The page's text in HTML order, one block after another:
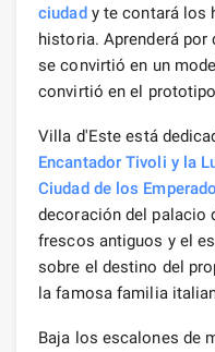
ciudady te contará los
historia. Aprenderá por
se convirtió en un
convirtió en el
Villa d'Este está
Encantador Tivoli y la
Ciudad de los
decoración del palacio
frescos antiguos y el
sobre el destino del
la famosa familia
Baja los escalones de